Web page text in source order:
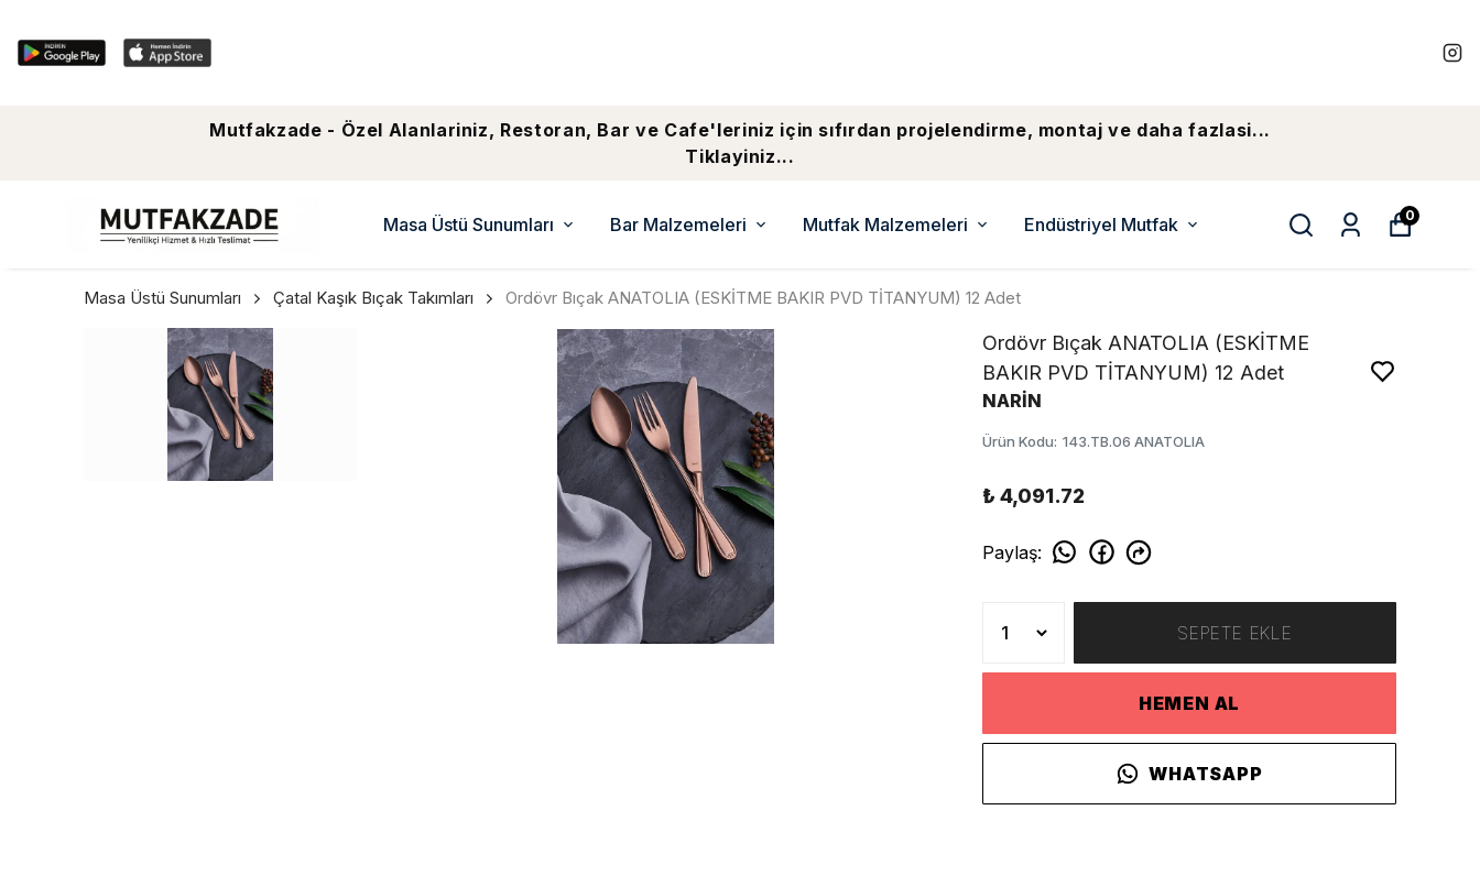
Mutfakzade - Özel Alanlariniz, Restoran, Bar ve Cafe'leriniz için sıfırdan projelendirme, montaj ve daha fazlasi...
Tiklayiniz...
Masa Üstü Sunumları Bar Malzemeleri Mutfak Malzemeleri Endüstriyel Mutfak 0
Masa Üstü Sunumları Çatal Kaşık Bıçak Takımları Ordövr Bıçak ANATOLIA (ESKİTME BAKIR PVD TİTANYUM) 12 Adet
Ordövr Bıçak ANATOLIA (ESKİTME
BAKIR PVD TİTANYUM) 12 Adet
NARİN
Ürün Kodu: 143.TB.06 ANATOLIA
₺ 4,091.72
Paylaş:
SEPETE EKLE
HEMEN AL
WHATSAPP